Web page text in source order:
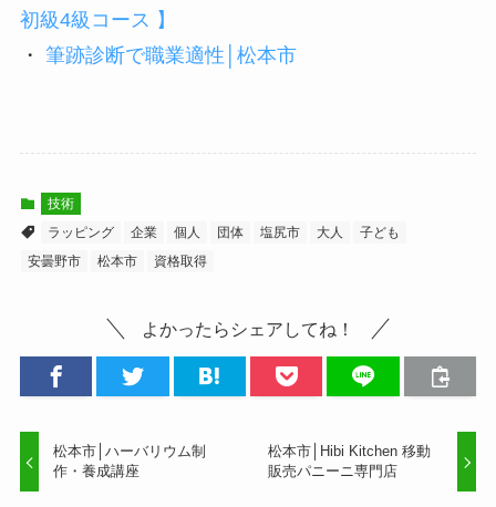
初級4級コース 】
・ 筆跡診断で職業適性│松本市
技術
ラッピング
企業 個人 団体 塩尻市 大人
子ども
安曇野市
松本市 資格取得
よかったらシェアしてね！
松本市│ハーバリウム制
作・養成講座
松本市│Hibi Kitchen 移動
販売パニーニ専門店